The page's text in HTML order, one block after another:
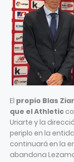
El propio Blas
que el Athletic
Uriarte y la
periplo en la
continuará en la
abandona